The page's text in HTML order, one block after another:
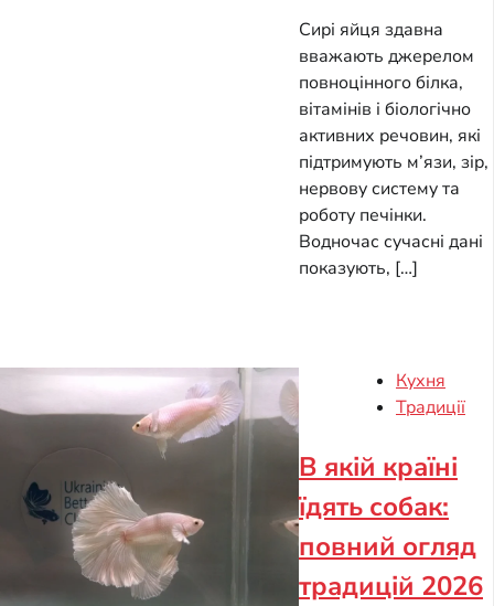
Сирі яйця здавна
вважають джерелом
повноцінного білка,
вітамінів і біологічно
активних речовин, які
підтримують м’язи, зір,
нервову систему та
роботу печінки.
Водночас сучасні дані
показують, […]
Кухня
Традиції
В якій країні
їдять собак:
повний огляд
традицій 2026